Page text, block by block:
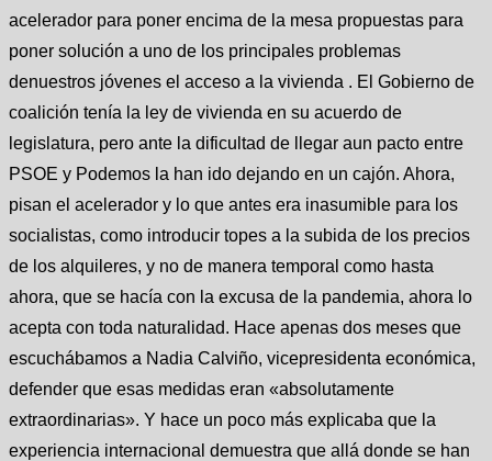
acelerador para poner encima de la mesa propuestas para
poner solución a uno de los principales problemas
denuestros jóvenes el acceso a la vivienda . El Gobierno de
coalición tenía la ley de vivienda en su acuerdo de
legislatura, pero ante la dificultad de llegar aun pacto entre
PSOE y Podemos la han ido dejando en un cajón. Ahora,
pisan el acelerador y lo que antes era inasumible para los
socialistas, como introducir topes a la subida de los precios
de los alquileres, y no de manera temporal como hasta
ahora, que se hacía con la excusa de la pandemia, ahora lo
acepta con toda naturalidad. Hace apenas dos meses que
escuchábamos a Nadia Calviño, vicepresidenta económica,
defender que esas medidas eran «absolutamente
extraordinarias». Y hace un poco más explicaba que la
experiencia internacional demuestra que allá donde se han